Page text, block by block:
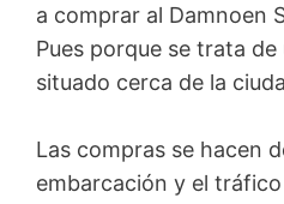
a comprar al Damnoen
Pues porque se trata de
situado cerca de la
Las compras se hacen
embarcación y el